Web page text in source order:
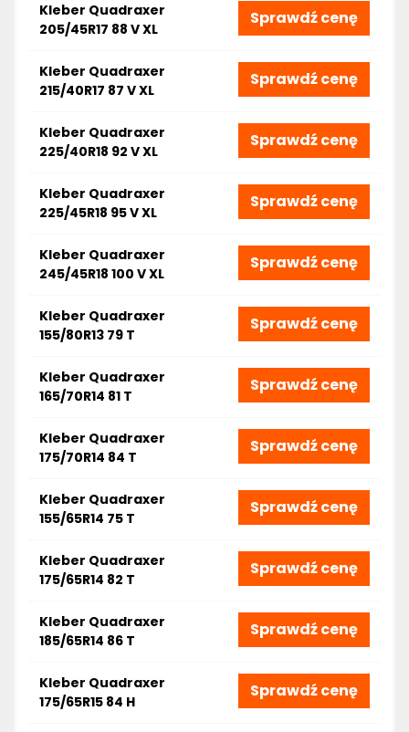
Kleber Quadraxer
205/45R17 88 V XL
Sprawdź cenę
Kleber Quadraxer
215/40R17 87 V XL
Sprawdź cenę
Kleber Quadraxer
225/40R18 92 V XL
Sprawdź cenę
Kleber Quadraxer
225/45R18 95 V XL
Sprawdź cenę
Kleber Quadraxer
245/45R18 100 V XL
Sprawdź cenę
Kleber Quadraxer
155/80R13 79 T
Sprawdź cenę
Kleber Quadraxer
165/70R14 81 T
Sprawdź cenę
Kleber Quadraxer
175/70R14 84 T
Sprawdź cenę
Kleber Quadraxer
155/65R14 75 T
Sprawdź cenę
Kleber Quadraxer
175/65R14 82 T
Sprawdź cenę
Kleber Quadraxer
185/65R14 86 T
Sprawdź cenę
Kleber Quadraxer
175/65R15 84 H
Sprawdź cenę